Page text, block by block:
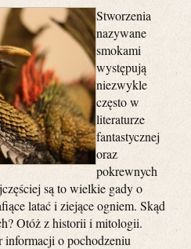
Stworzenia
nazywane
smokami
występują
niezwykle
często w
literaturze
fantastycznej
oraz
pokrewnych
są to wielkie gady o
latać i ziejące ogniem. Skąd
Otóż z historii i mitologii.
o pochodzeniu